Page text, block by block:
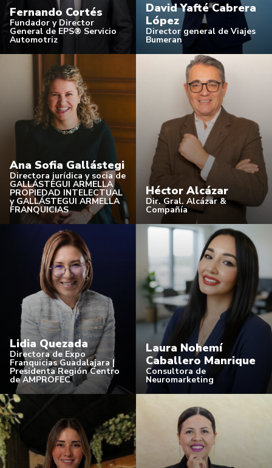
Fernando Cortés
Fundador y Director
General de EPS® Servicio
Automotriz
David Yafté Cabrera
López
Director general de Viajes
Bumeran
Ana Sofia Gallástegi
Directora jurídica y socia de
GALLÁSTEGUI ARMELLA
PROPIEDAD INTELECTUAL
y GALLÁSTEGUI ARMELLA
FRANQUICIAS
Héctor Alcázar
Dir. Gral. Alcázar &
Compañía
Lidia Quezada
Directora de Expo
Franquicias Guadalajara |
Presidenta Región Centro
de AMPROFEC
Laura Nohemí
Caballero Manrique
Consultora de
Neuromarketing